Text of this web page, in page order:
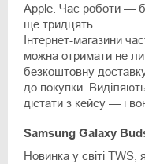
Apple. Час роботи —
ще тридцять.
Інтернет-магазини
можна отримати не
безкоштовну
до покупки.
дістати з кейсу — і
Samsung Galaxy
Новинка у світі